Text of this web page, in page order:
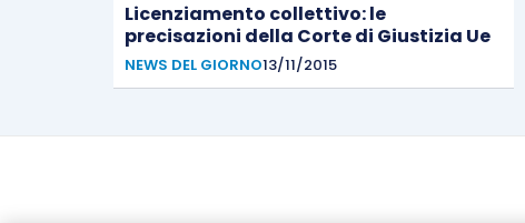
Licenziamento collettivo: le
precisazioni della Corte di Giustizia Ue
NEWS DEL GIORNO13/11/2015